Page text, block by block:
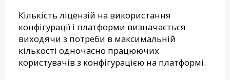
Кількість ліцензій на використання
конфігурації і платформи визначається
виходячи з потреби в максимальній
кількості одночасно працюючих
користувачів з конфігурацією на платформі.